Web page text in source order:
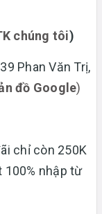
chúng tôi)
Phan Văn Trị,
đồ Google)
chỉ còn 250K
100% nhập từ